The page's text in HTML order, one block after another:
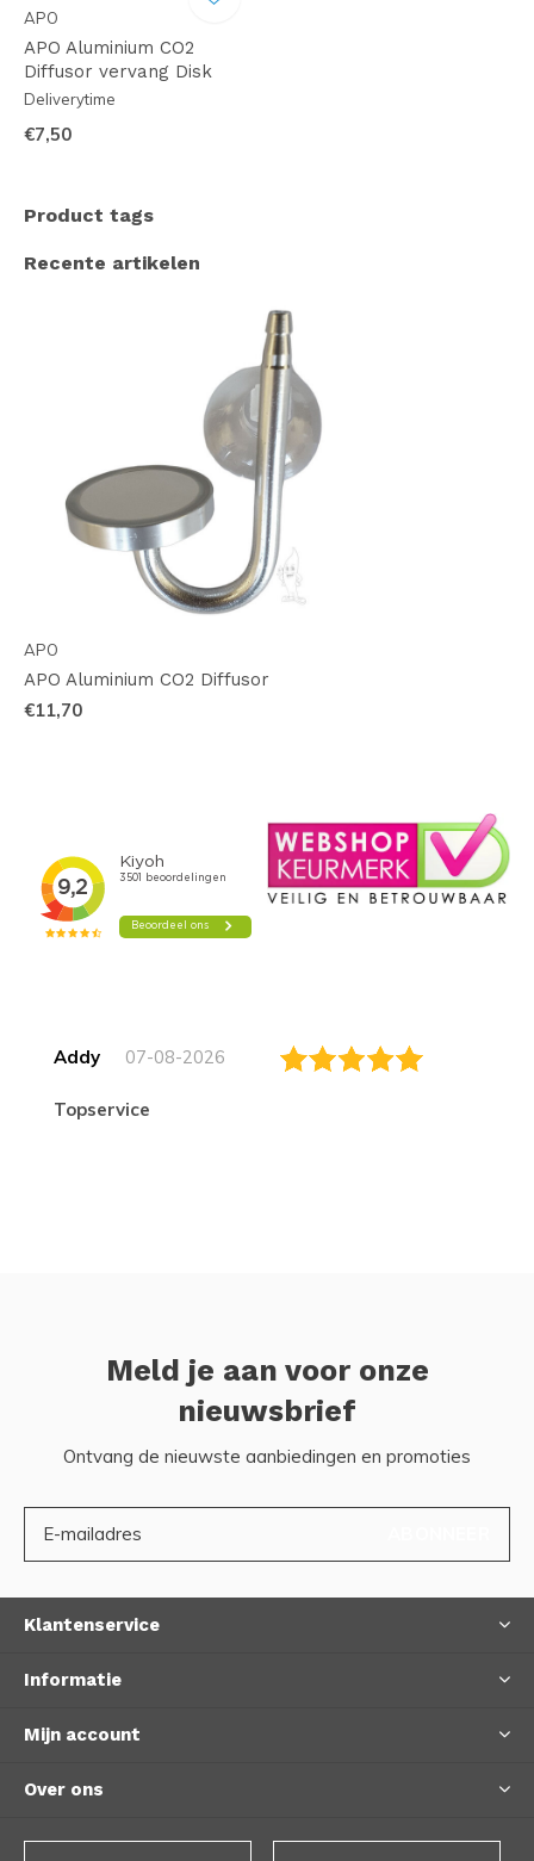
APO
APO Aluminium CO2
Diffusor vervang Disk
Deliverytime
€7,50
Product tags
Recente artikelen
APO
APO Aluminium CO2 Diffusor
€11,70
Addy 07-08-2026
topservice
Meld je aan voor onze
nieuwsbrief
Ontvang de nieuwste aanbiedingen en promoties
Klantenservice
Informatie
Mijn account
Over ons